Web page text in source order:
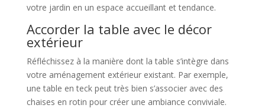
votre jardin en un espace accueillant et tendance.
Accorder la table avec le décor
extérieur
Réfléchissez à la manière dont la table s’intègre dans
votre aménagement extérieur existant. Par exemple,
une table en teck peut très bien s’associer avec des
chaises en rotin pour créer une ambiance conviviale.